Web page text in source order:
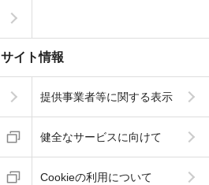
サイト情報
提供事業者等に関する表示
健全なサービスに向けて
Cookieの利用について